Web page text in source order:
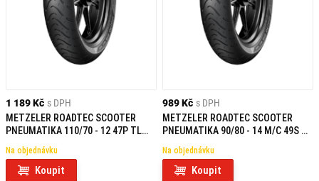
1 189 Kč s DPH
METZELER ROADTEC SCOOTER
PNEUMATIKA 110/70 - 12 47P TL
Na objednávku
Koupit
989 Kč s DPH
METZELER ROADTEC SCOOTER
PNEUMATIKA 90/80 - 14 M/C 49S TL
Na objednávku
Koupit